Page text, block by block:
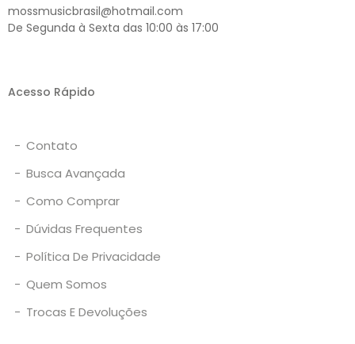
mossmusicbrasil@hotmail.com
De Segunda à Sexta das 10:00 às 17:00
Acesso Rápido
- Contato
- Busca Avançada
- Como Comprar
- Dúvidas Frequentes
- Política De Privacidade
- Quem Somos
- Trocas E Devoluções